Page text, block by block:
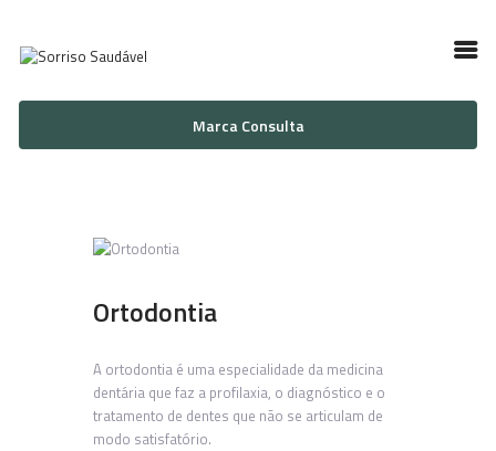
Marca Consulta
SERVIÇOS
Ortodontia
A ortodontia é uma especialidade da medicina
dentária que faz a profilaxia, o diagnóstico e o
tratamento de dentes que não se articulam de
modo satisfatório.